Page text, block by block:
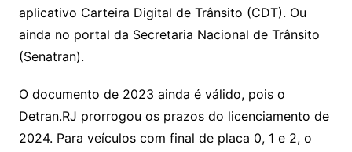
aplicativo Carteira Digital de Trânsito (CDT). Ou
ainda no portal da Secretaria Nacional de Trânsito
(Senatran).
O documento de 2023 ainda é válido, pois o
Detran.RJ prorrogou os prazos do licenciamento de
2024. Para veículos com final de placa 0, 1 e 2, o